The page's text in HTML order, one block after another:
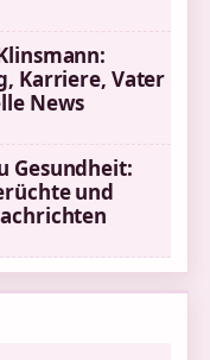
Karriere, Vater
News
Gesundheit:
und